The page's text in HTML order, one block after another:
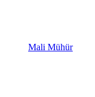
Mali Mühür